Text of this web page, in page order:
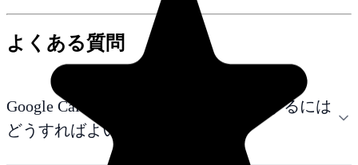
よくある質問
Google CalendarでGoogle Tasksを表示するには
どうすればよいですか？